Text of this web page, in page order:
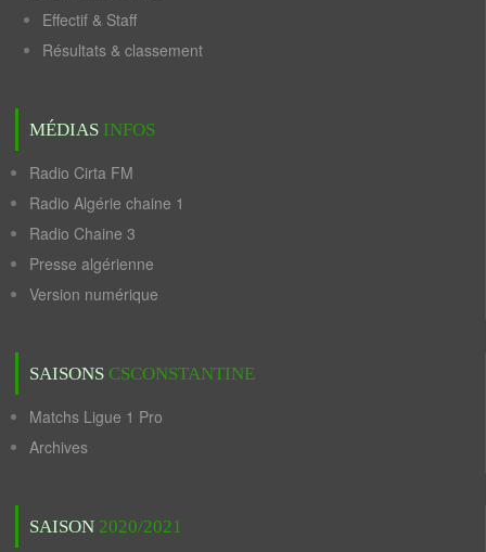
Effectif & Staff
Résultats & classement
MÉDIAS INFOS
Radio Cirta FM
Radio Algérie chaine 1
Radio Chaine 3
Presse algérienne
Version numérique
SAISONS CSCONSTANTINE
Matchs Ligue 1 Pro
Archives
SAISON 2020/2021